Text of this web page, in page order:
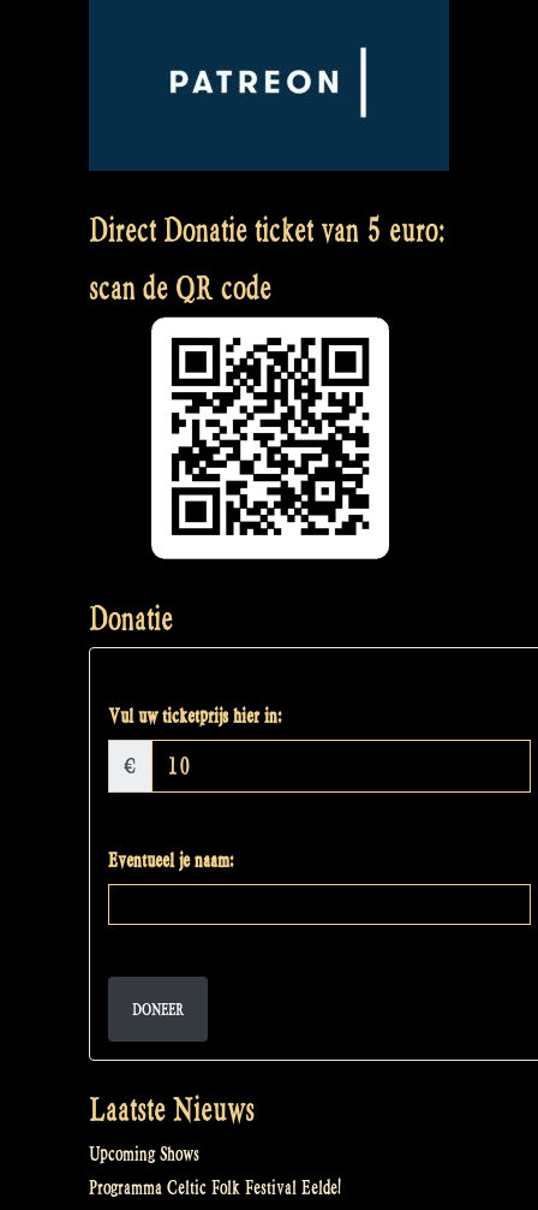
Direct Donatie ticket van 5 euro:
scan de QR code
Donatie
Vul uw ticketprijs hier in:
€
Eventueel je naam:
DONEER
Laatste Nieuws
Upcoming Shows
Programma Celtic Folk Festival Eelde!